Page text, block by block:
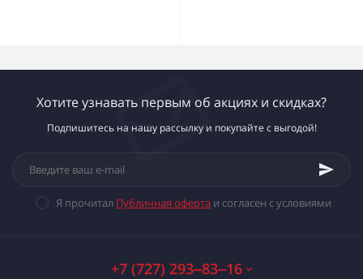
Хотите узнавать первым об акциях и скидках?
Подпишитесь на нашу рассылку и покупайте с выгодой!
Я прочитал Публичная оферта и согласен с условиями
+7 (727) 293‒83‒16